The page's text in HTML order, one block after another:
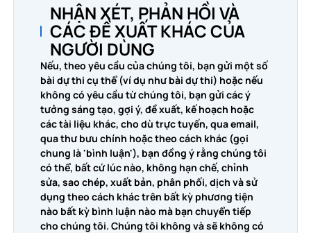
NHẬN XÉT, PHẢN HỒI VÀ
CÁC ĐỀ XUẤT KHÁC CỦA
NGƯỜI DÙNG
Nếu, theo yêu cầu của chúng tôi, bạn gửi một số
bài dự thi cụ thể (ví dụ như bài dự thi) hoặc nếu
không có yêu cầu từ chúng tôi, bạn gửi các ý
tưởng sáng tạo, gợi ý, đề xuất, kế hoạch hoặc
các tài liệu khác, cho dù trực tuyến, qua email,
qua thư bưu chính hoặc theo cách khác (gọi
chung là 'bình luận'), bạn đồng ý rằng chúng tôi
có thể, bất cứ lúc nào, không hạn chế, chỉnh
sửa, sao chép, xuất bản, phân phối, dịch và sử
dụng theo cách khác trên bất kỳ phương tiện
nào bất kỳ bình luận nào mà bạn chuyển tiếp
cho chúng tôi. Chúng tôi không và sẽ không có